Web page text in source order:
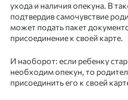
ухода и наличия опекуна. В
подтвердив самочувствие
может подать пакет
присоединение к своей карте.
И наоборот: если ребенку
необходим опекун, то
присоединить его к своей